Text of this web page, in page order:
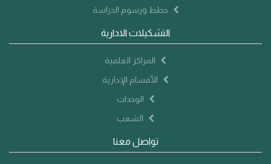
خطط ورسوم الدراسة
التشكيلات الادارية
المراكز العلمية
الأقسام الإدارية
الوحدات
الشعب
تواصل معنا